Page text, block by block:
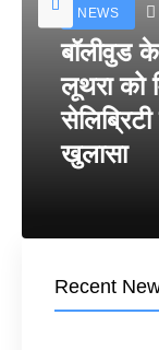
NEWS
बॉलीवुड
लूथरा को
खुलासा
Recent